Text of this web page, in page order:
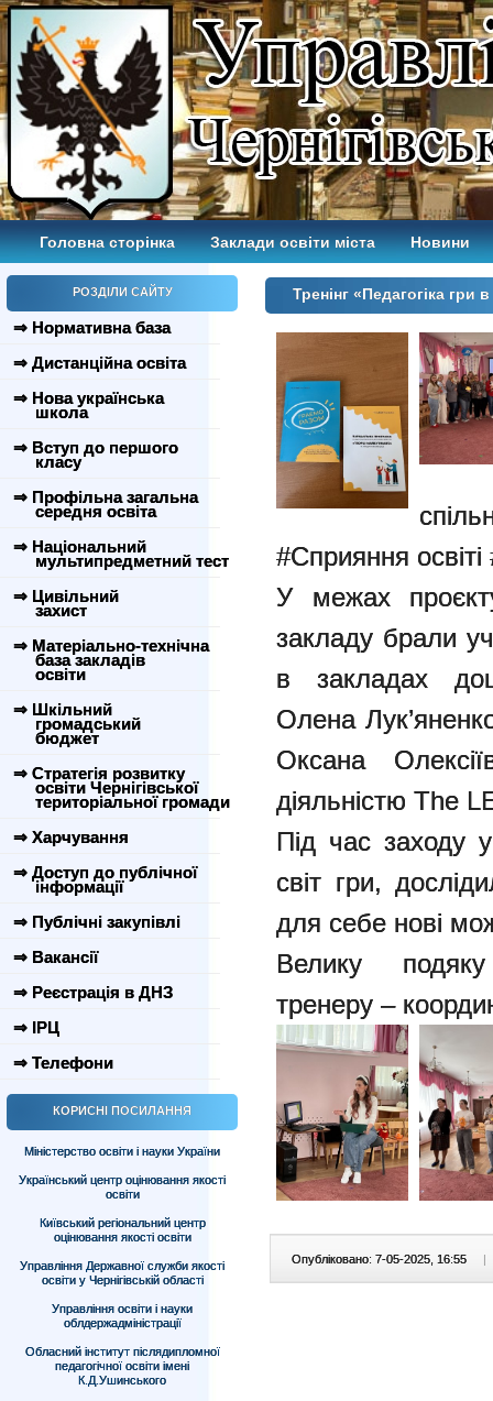
Головна сторінка Заклади освіти міста Новини
РОЗДІЛИ САЙТУ
⇒ Нормативна база
⇒ Дистанційна освіта
⇒ Нова українська
школа
⇒ Вступ до першого
класу
⇒ Профільна загальна
середня освіта
⇒ Національний
мультипредметний тест
⇒ Цивільний
захист
⇒ Матеріально-технічна
база закладів
освіти
⇒ Шкільний
громадський
бюджет
⇒ Стратегія розвитку
освіти Чернігівської
територіальної громади
⇒ Харчування
⇒ Доступ до публічної
інформації
⇒ Публічні закупівлі
⇒ Вакансії
⇒ Реєстрація в ДНЗ
⇒ ІРЦ
⇒ Телефони
КОРИСНІ ПОСИЛАННЯ
Міністерство освіти і науки України
Український центр оцінювання якості
освіти
Київський регіональний центр
оцінювання якості освіти
Управління Державної служби якості
освіти у Чернігівській області
Управління освіти і науки
облдержадміністрації
Обласний інститут післядипломної
педагогічної освіти імені
К.Д.Ушинського
Тренінг «Педагогіка
#Сприяння
У межах
закладу брали
в закладах
Олена
Оксана
діяльністю The
Під час заходу
світ гри,
для себе нові
Велику
тренеру –
Опубліковано: 7-05-2025, 16:55 |